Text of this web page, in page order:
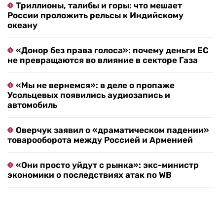
Триллионы, талибы и горы: что мешает
России проложить рельсы к Индийскому
океану
«Донор без права голоса»: почему деньги ЕС
не превращаются во влияние в секторе Газа
«Мы не вернемся»: в деле о пропаже
Усольцевых появились аудиозапись и
автомобиль
Оверчук заявил о «драматическом падении»
товарооборота между Россией и Арменией
«Они просто уйдут с рынка»: экс-министр
экономики о последствиях атак по WB